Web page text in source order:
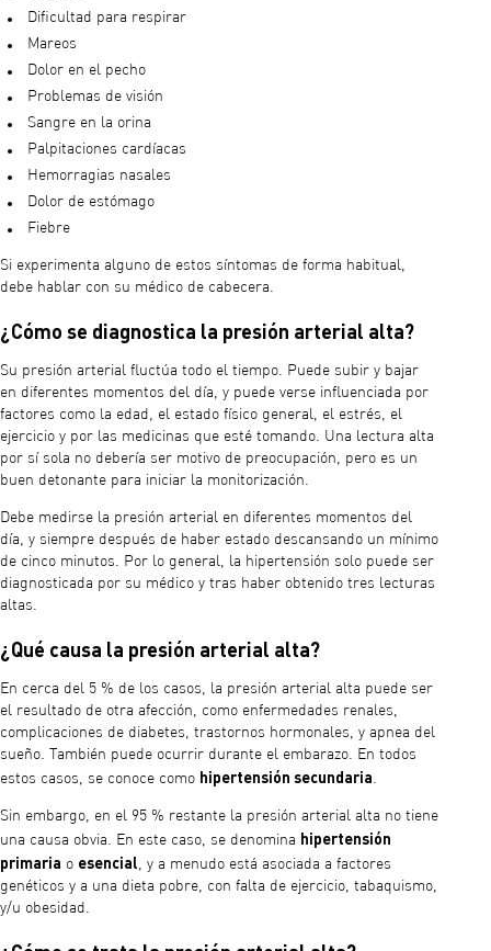
Dificultad para respirar
Mareos
Dolor en el pecho
Problemas de visión
Sangre en la orina
Palpitaciones cardíacas
Hemorragias nasales
Dolor de estómago
Fiebre
Si experimenta alguno de estos síntomas de forma habitual,
debe hablar con su médico de cabecera.
¿Cómo se diagnostica la presión arterial alta?
Su presión arterial fluctúa todo el tiempo. Puede subir y bajar
en diferentes momentos del día, y puede verse influenciada por
factores como la edad, el estado físico general, el estrés, el
ejercicio y por las medicinas que esté tomando. Una lectura alta
por sí sola no debería ser motivo de preocupación, pero es un
buen detonante para iniciar la monitorización.
Debe medirse la presión arterial en diferentes momentos del
día, y siempre después de haber estado descansando un mínimo
de cinco minutos. Por lo general, la hipertensión solo puede ser
diagnosticada por su médico y tras haber obtenido tres lecturas
altas.
¿Qué causa la presión arterial alta?
En cerca del 5 % de los casos, la presión arterial alta puede ser
el resultado de otra afección, como enfermedades renales,
complicaciones de diabetes, trastornos hormonales, y apnea del
sueño. También puede ocurrir durante el embarazo. En todos
estos casos, se conoce como hipertensión secundaria
Sin embargo, en el 95 % restante la presión arterial alta no tiene
una causa obvia. En este caso, se denomina hipertensión
primaria o esencial , y a menudo está asociada a factores
genéticos y a una dieta pobre, con falta de ejercicio, tabaquismo,
y/u obesidad.